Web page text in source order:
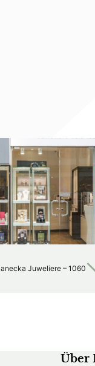
Juweliere – 1060
Über